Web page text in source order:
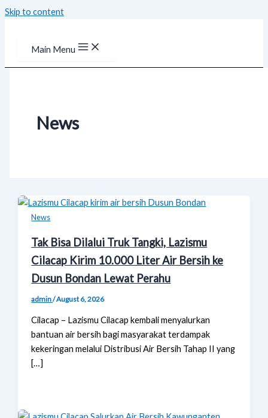
Skip to content
Main Menu
News
News
Tak Bisa Dilalui Truk Tangki, Lazismu
Cilacap Kirim 10.000 Liter Air Bersih ke
Dusun Bondan Lewat Perahu
admin/August 6, 2026
Cilacap – Lazismu Cilacap kembali menyalurkan
bantuan air bersih bagi masyarakat terdampak
kekeringan melalui Distribusi Air Bersih Tahap II yang
[…]